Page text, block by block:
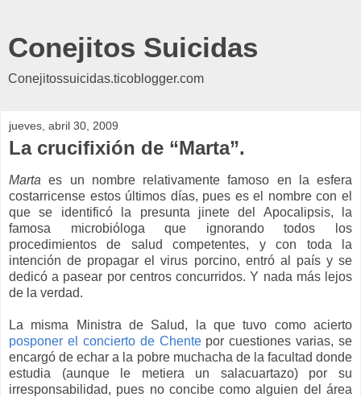
Conejitos Suicidas
Conejitossuicidas.ticoblogger.com
jueves, abril 30, 2009
La crucifixión de “Marta”.
Marta es un nombre relativamente famoso en la esfera
costarricense estos últimos días, pues es el nombre con el
que se identificó la presunta jinete del Apocalipsis, la
famosa microbióloga que ignorando todos los
procedimientos de salud competentes, y con toda la
intención de propagar el virus porcino, entró al país y se
dedicó a pasear por centros concurridos. Y nada más lejos
de la verdad.
La misma Ministra de Salud, la que tuvo como acierto
posponer el concierto de Chentepor cuestiones varias, se
encargó de echar a la pobre muchacha de la facultad donde
estudia (aunque le metiera un salacuartazo) por su
irresponsabilidad, pues no concibe como alguien del área